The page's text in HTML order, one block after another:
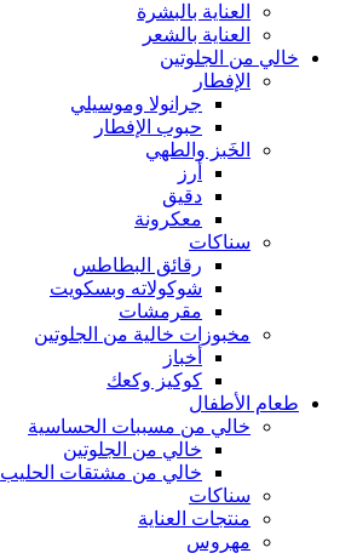
العناية بالبشرة
العناية بالشعر
خالي من الجلوتين
الإفطار
جرانولا وموسيلي
حبوب الإفطار
الخَبز والطهي
أرز
دقيق
معكرونة
سناكات
رقائق البطاطس
شوكولاته وبسكويت
مقرمشات
مخبوزات خالية من الجلوتين
أخباز
كوكيز وكعك
طعام الأطفال
خالي من مسببات الحساسية
خالي من الجلوتين
خالي من مشتقات الحليب
سناكات
منتجات العناية
مهروس